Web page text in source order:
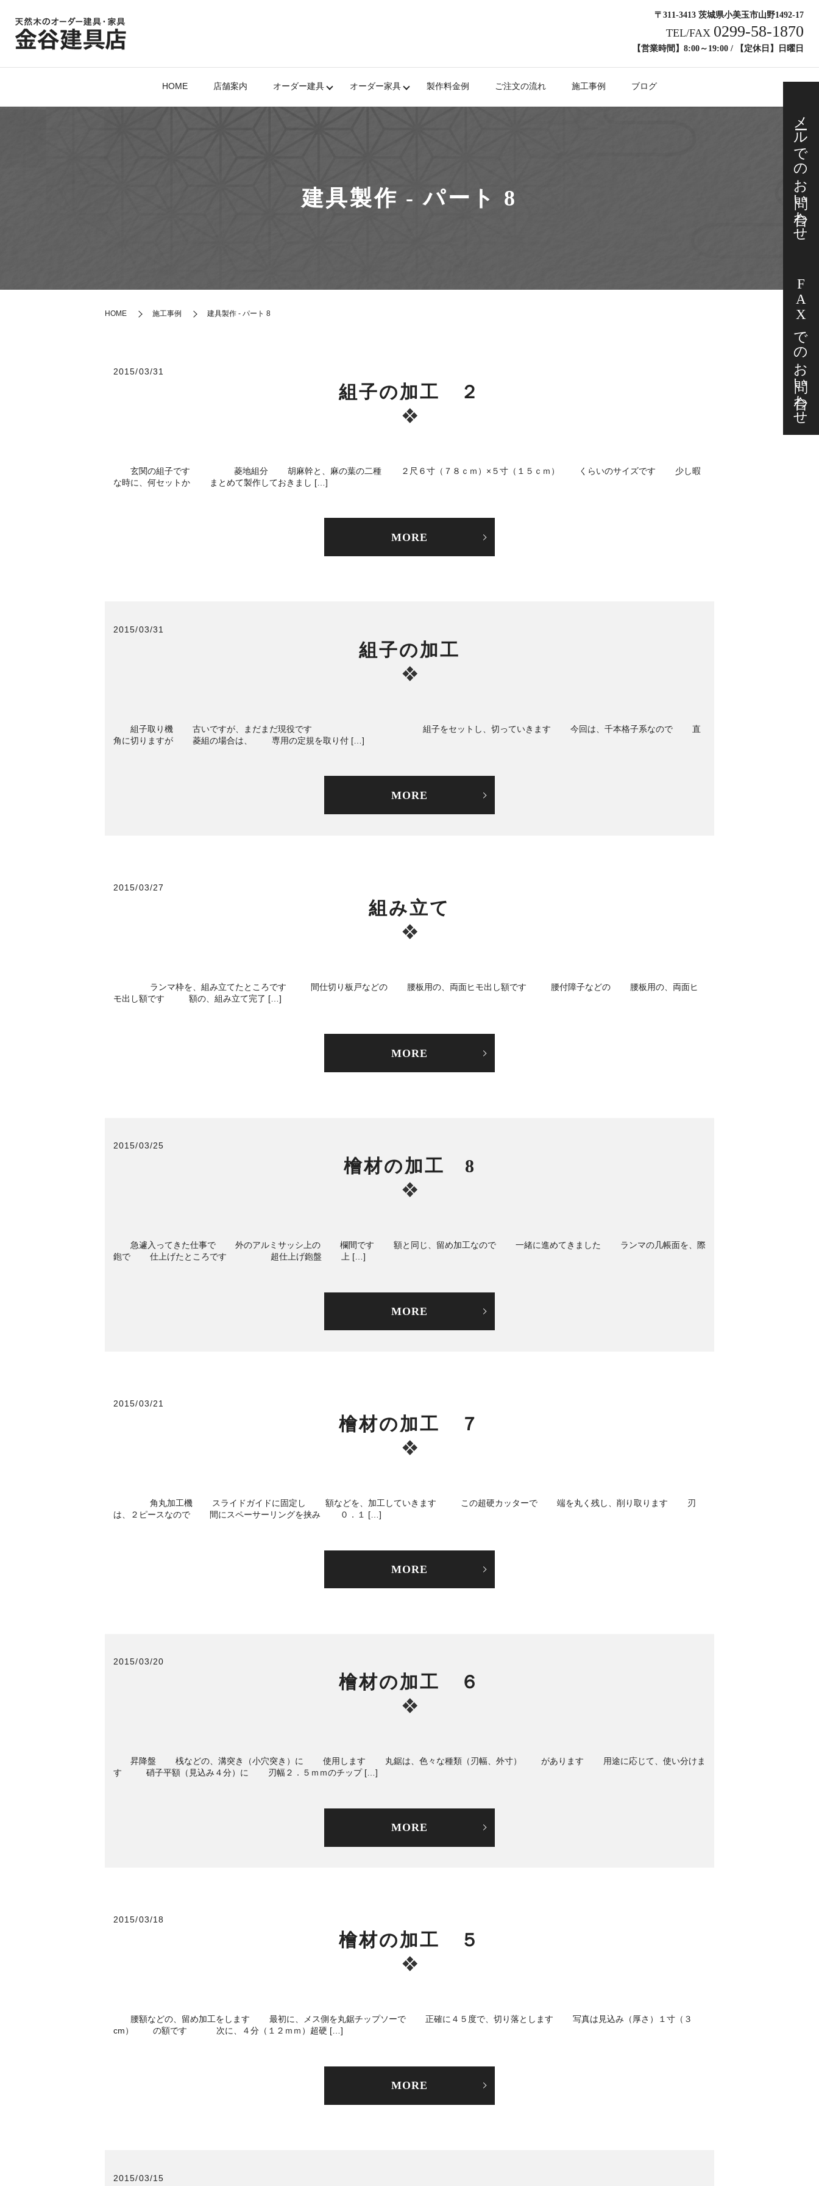
〒311-3413 茨城県小美玉市山野1492-17
TEL/FAX 0299-58-1870
【営業時間】8:00～19:00 / 【定休日】日曜日
HOME 店舗案内 オーダー建具 オーダー家具 製作料金例 ご注文の流れ 施工事例 ブログ
建具製作 - パート 8
HOME 施工事例 建具製作 - パート 8
2015/03/31
組子の加工 ２
玄関の組子です 菱地組分 胡麻幹と、麻の葉の二種 ２尺６寸（７８ｃｍ）×５寸（１５ｃｍ） くらいのサイズです 少し暇
な時に、何セットか まとめて製作しておきまし […]
MORE
2015/03/31
組子の加工
組子取り機 古いですが、まだまだ現役です 組子をセットし、切っていきます 今回は、千本格子系なので 直
角に切りますが 菱組の場合は、 専用の定規を取り付 […]
MORE
2015/03/27
組み立て
ランマ枠を、組み立てたところです 間仕切り板戸などの 腰板用の、両面ヒモ出し額です 腰付障子などの 腰板用の、両面ヒ
モ出し額です 額の、組み立て完了 […]
MORE
2015/03/25
檜材の加工 8
急遽入ってきた仕事で 外のアルミサッシ上の 欄間です 額と同じ、留め加工なので 一緒に進めてきました ランマの几帳面を、際
鉋で 仕上げたところです 超仕上げ鉋盤 上 […]
MORE
2015/03/21
檜材の加工 ７
角丸加工機 スライドガイドに固定し 額などを、加工していきます この超硬カッターで 端を丸く残し、削り取ります 刃
は、２ピースなので 間にスペーサーリングを挟み ０．１ […]
MORE
2015/03/20
檜材の加工 ６
昇降盤 桟などの、溝突き（小穴突き）に 使用します 丸鋸は、色々な種類（刃幅、外寸） があります 用途に応じて、使い分けま
す 硝子平額（見込み４分）に 刃幅２．５ｍｍのチップ […]
MORE
2015/03/18
檜材の加工 ５
腰額などの、留め加工をします 最初に、メス側を丸鋸チップソーで 正確に４５度で、切り落とします 写真は見込み（厚さ）１寸（３
cm） の額です 次に、４分（１２ｍｍ）超硬 […]
MORE
2015/03/15
メールでの
お問い合わせ
FAXでの
お問い合わせ